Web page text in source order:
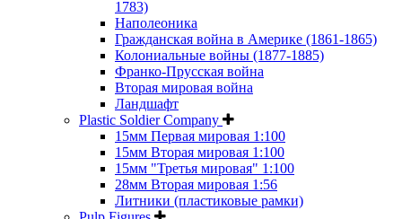
1783)
Наполеоника
Гражданская война в Америке (1861-1865)
Колониальные войны (1877-1885)
Франко-Прусская война
Вторая мировая война
Ландшафт
Plastic Soldier Company
15мм Первая мировая 1:100
15мм Вторая мировая 1:100
15мм "Третья мировая" 1:100
28мм Вторая мировая 1:56
Литники (пластиковые рамки)